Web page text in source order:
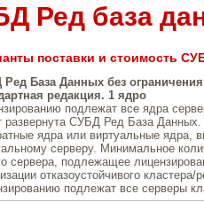
Ред база
поставки и стоимость
База Данных без
редакция. 1 ядро
подлежат все ядра
развернута СУБД Ред База
ядра или виртуальные ядра,
серверу. Минимальное
сервера, подлежащее
отказоустойчивого кластера/
подлежат все серверы